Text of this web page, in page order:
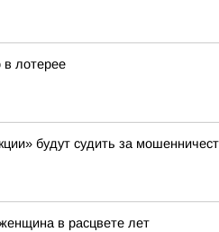
в лотерее
будут судить за
в расцвете лет